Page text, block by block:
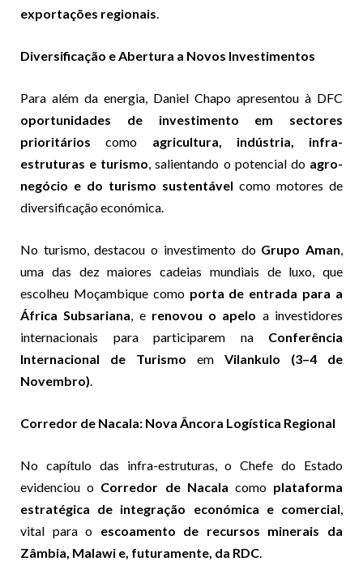
exportações regionais.
Diversificação e Abertura a Novos Investimentos
Para além da energia, Daniel Chapo apresentou à DFC
oportunidades de investimento em sectores
prioritários como agricultura, indústria, infra-
estruturas e turismo, salientando o potencial do agro-
negócio e do turismo sustentável como motores de
diversificação económica.
No turismo, destacou o investimento do Grupo Aman,
uma das dez maiores cadeias mundiais de luxo, que
escolheu Moçambique como porta de entrada para a
África Subsariana, e renovou o apelo a investidores
internacionais para participarem na Conferência
Internacional de Turismo em Vilankulo (3–4 de
Novembro).
Corredor de Nacala: Nova Âncora Logística Regional
No capítulo das infra-estruturas, o Chefe do Estado
evidenciou o Corredor de Nacala como plataforma
estratégica de integração económica e comercial,
vital para o escoamento de recursos minerais da
Zâmbia, Malawi e, futuramente, da RDC.